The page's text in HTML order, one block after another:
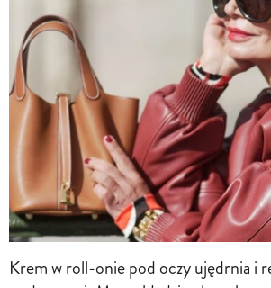
Krem w roll-onie pod oczy ujędrnia i